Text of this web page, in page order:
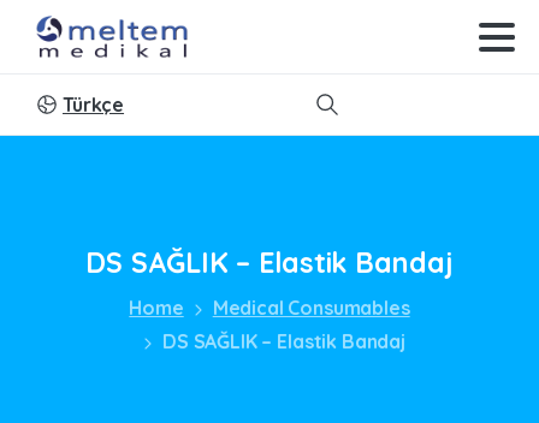
Türkçe
Search
DS SAĞLIK – Elastik Bandaj
Home
Medical Consumables
DS SAĞLIK – Elastik Bandaj